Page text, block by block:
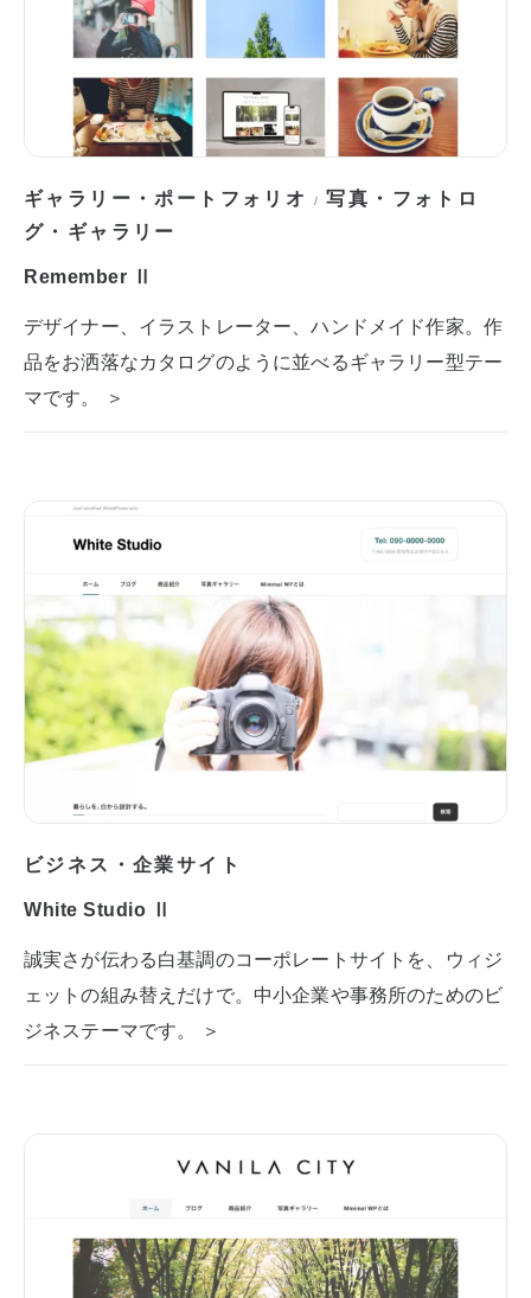
ギャラリー・ポートフォリオ /写真・フォトロ
グ・ギャラリー
Remember Ⅱ
デザイナー、イラストレーター、ハンドメイド作家。作
品をお洒落なカタログのように並べるギャラリー型テー
マです。 ＞
ビジネス・企業サイト
White Studio Ⅱ
誠実さが伝わる白基調のコーポレートサイトを、ウィジ
ェットの組み替えだけで。中小企業や事務所のためのビ
ジネステーマです。 ＞